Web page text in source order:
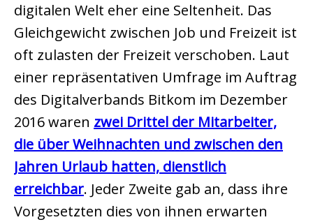
digitalen Welt eher eine Seltenheit. Das
Gleichgewicht zwischen Job und Freizeit ist
oft zulasten der Freizeit verschoben. Laut
einer repräsentativen Umfrage im Auftrag
des Digitalverbands Bitkom im Dezember
2016 waren zwei Drittel der Mitarbeiter,
die über Weihnachten und zwischen den
Jahren Urlaub hatten, dienstlich
erreichbar. Jeder Zweite gab an, dass ihre
Vorgesetzten dies von ihnen erwarten